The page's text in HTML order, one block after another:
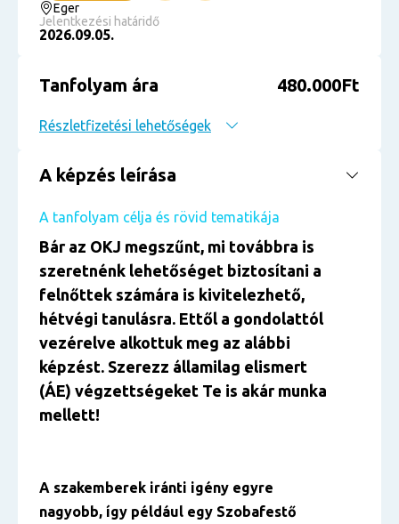
Eger
Jelentkezési határidő
2026.09.05.
Tanfolyam ára 480.000Ft
Részletfizetési lehetőségek
A képzés leírása
A tanfolyam célja és rövid tematikája
Bár az OKJ megszűnt, mi továbbra is
szeretnénk lehetőséget biztosítani a
felnőttek számára is kivitelezhető,
hétvégi tanulásra. Ettől a gondolattól
vezérelve alkottuk meg az alábbi
képzést. Szerezz államilag elismert
(ÁE) végzettségeket Te is akár munka
mellett!
A szakemberek iránti igény egyre
nagyobb, így például egy Szobafestő